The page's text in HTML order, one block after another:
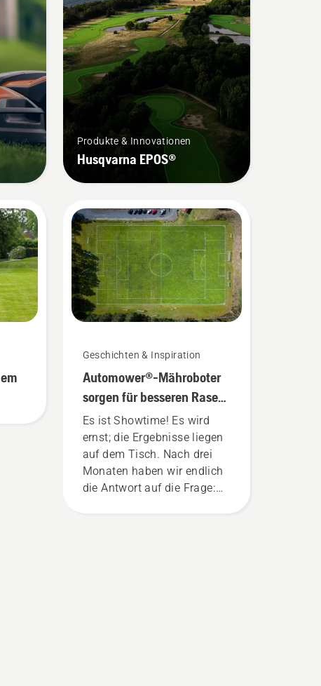
Produkte & Innovationen
Husqvarna EPOS®
Geschichten & Inspiration
Automower®-Mähroboter
sorgen für besseren Rasen
als herkömmliche
Sichelmäher
Es ist Showtime! Es wird
ernst; die Ergebnisse liegen
auf dem Tisch. Nach drei
Monaten haben wir endlich
die Antwort auf die Frage: